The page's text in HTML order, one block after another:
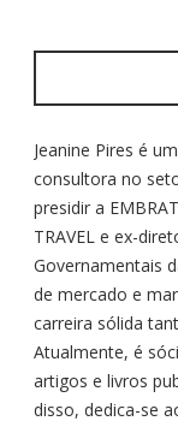
:
Jeanine Pires é
consultora no
presidir a
TRAVEL e ex-
Governamentais
de mercado e
carreira sólida
Atualmente, é
artigos e livros
disso, dedica-se